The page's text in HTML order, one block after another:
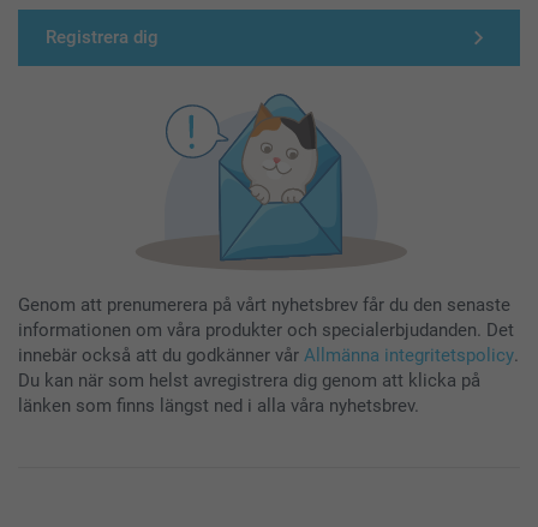
Registrera dig
Genom att prenumerera på vårt nyhetsbrev får du den senaste
informationen om våra produkter och specialerbjudanden. Det
innebär också att du godkänner vår Allmänna integritetspolicy.
Du kan när som helst avregistrera dig genom att klicka på
länken som finns längst ned i alla våra nyhetsbrev.